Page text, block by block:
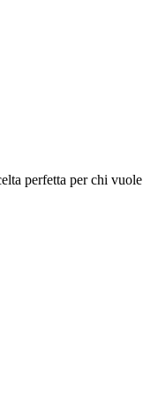
perfetta per chi vuole